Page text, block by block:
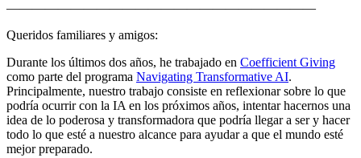
————————————————————————
Queridos familiares y amigos:
Durante los últimos dos años, he trabajado en Coefficient Giving
como parte del programa Navigating Transformative AI.
Principalmente, nuestro trabajo consiste en reflexionar sobre lo que
podría ocurrir con la IA en los próximos años, intentar hacernos una
idea de lo poderosa y transformadora que podría llegar a ser y hacer
todo lo que esté a nuestro alcance para ayudar a que el mundo esté
mejor preparado.